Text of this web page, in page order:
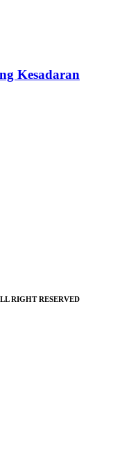
Kesadaran
RIGHT RESERVED